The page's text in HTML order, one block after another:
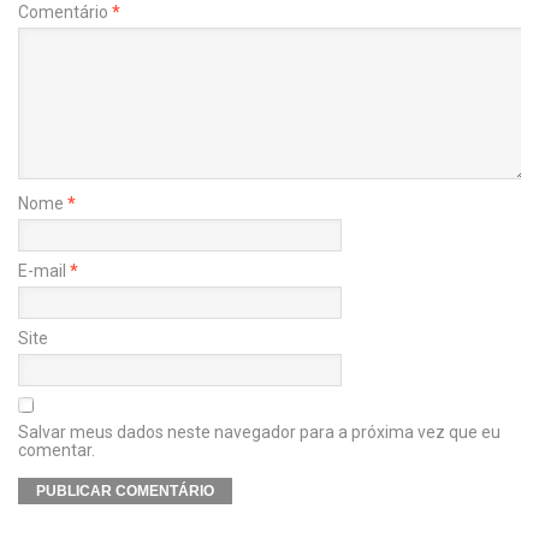
Comentário *
Nome *
E-mail *
Site
Salvar meus dados neste navegador para a próxima vez que eu
comentar.